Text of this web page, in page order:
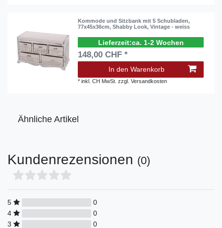
Kommode und Sitzbank mit 5 Schubladen,
77x45x36cm, Shabby Look, Vintage - weiss
ca. 1-2 Wochen
148,00 CHF *
In den Warenkorb
*inkl. CH MwSt. zzgl.Versandkosten
Ähnliche Artikel
Kundenrezensionen (0)
5
0
4
0
3
0